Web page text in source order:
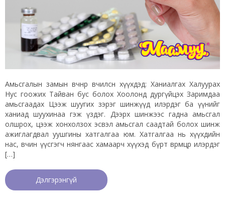
Амьсгалын замын өвчнөөр өвчилсөн хүүхдэд: Ханиалгах Халуурах
Нус гоожих Тайван бус болох Хоолонд дургүйцэх Заримдаа
амьсгаадах Цээж шуугих зэрэг шинжүүд илэрдэг ба үүнийг
ханиад шуухинаа гэж үздэг. Дээрх шинжээс гадна амьсгал
олшрох, цээж хонхолзох эсвэл амьсгал саадтай болох шинж
ажиглагдвал уушгины хатгалгаа юм. Хатгалгаа нь хүүхдийн
нас, өвчин үүсгэгч нянгаас хамаарч хүүхэд бүрт өвөрмөцөөр илэрдэг
[…]
Дэлгэрэнгүй